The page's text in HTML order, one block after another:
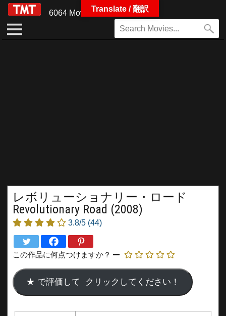
6064 Movies
レボリューショナリー・ロード
Revolutionary Road (2008)
3.8/5 (44)
この作品に何点つけますか？
Translate / 翻訳